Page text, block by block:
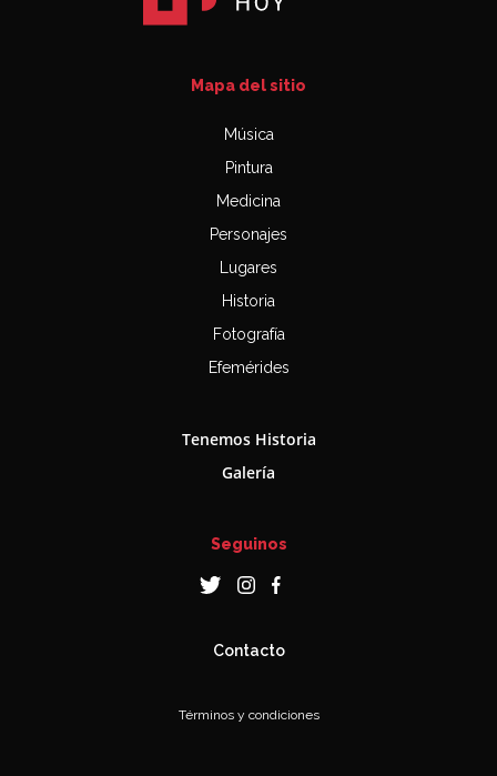
Mapa del sitio
Música
Pintura
Medicina
Personajes
Lugares
Historia
Fotografía
Efemérides
Tenemos Historia
Galería
Seguinos
Contacto
Términos y condiciones